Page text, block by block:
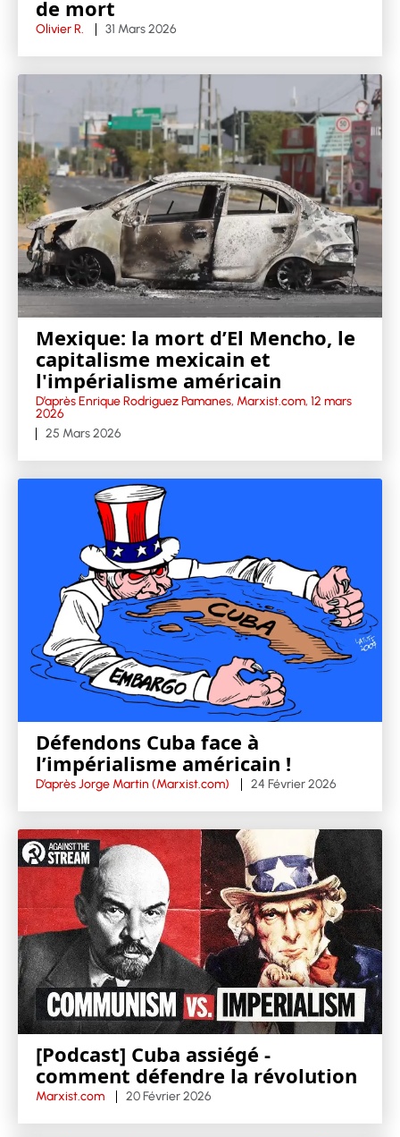
de mort
Olivier R. 31 Mars 2026
Mexique: la mort d’El Mencho, le
capitalisme mexicain et
l'impérialisme américain
D’après Enrique Rodriguez Pamanes, Marxist.com, 12 mars
2026
25 Mars 2026
Défendons Cuba face à
l’impérialisme américain !
D’après Jorge Martin (Marxist.com) 24 Février 2026
[Podcast] Cuba assiégé -
comment défendre la révolution
Marxist.com 20 Février 2026